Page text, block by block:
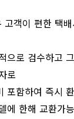
객이 편한 택
으로 검수하고
로
포함하여 즉시
에 한해 교환가능